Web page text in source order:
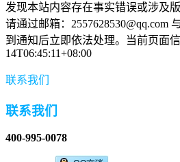
发现本站内容存在事实错误或涉及
请通过邮箱：2557628530@qq.com
到通知后立即依法处理。当前页面
14T06:45:11+08:00
联系我们
联系我们
400-995-0078